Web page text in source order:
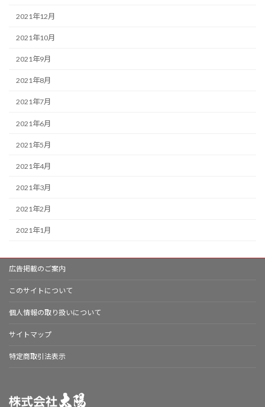
2021年12月
2021年10月
2021年9月
2021年8月
2021年7月
2021年6月
2021年5月
2021年4月
2021年3月
2021年2月
2021年1月
広告掲載のご案内
このサイトについて
個人情報の取り扱いについて
サイトマップ
特定商取引法表示